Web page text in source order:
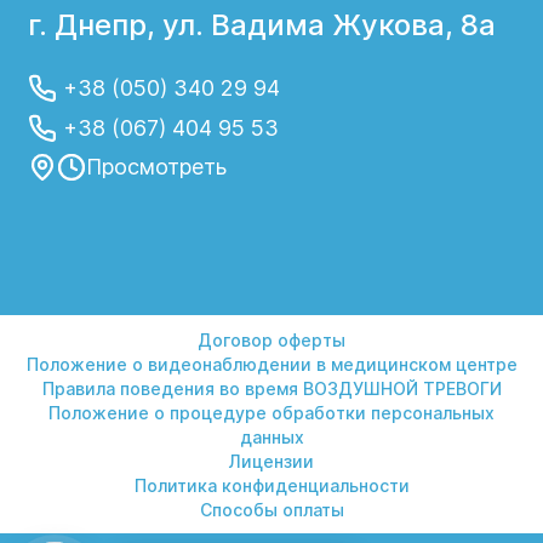
симптомов, с которыми вы столкнулись, и
здоровья. Проанализируйте, когда
продолжаются и что их улучшает или
ухудшает. Также важно указать любые
время.
Медицинские документы. Если у вас есть
какие-либо результаты предварительных
медицинских обследований, таких как ЭКГ,
ЭхоКГ, коронография, МРТ сердца и т.д.,
возьмите их с собой на прием. Это
позволит врачу ознакомиться с
предварительными результатами и
г. Днепр, ул. Вадима Жукова, 8а
+38 (050) 340 29 94
+38 (067) 404 95 53
Просмотреть
Договор оферты
Положение о видеонаблюдении в медицинском центре
Правила поведения во время ВОЗДУШНОЙ ТРЕВОГИ
Положение о процедуре обработки персональных
данных
Лицензии
Политика конфиденциальности
Способы оплаты